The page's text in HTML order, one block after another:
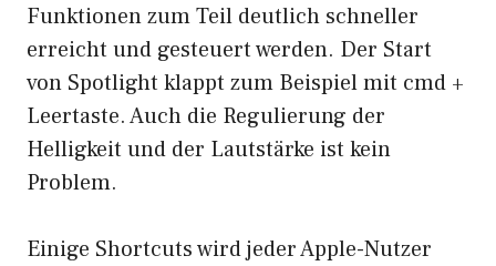
Funktionen zum Teil deutlich schneller
erreicht und gesteuert werden. Der Start
von Spotlight klappt zum Beispiel mit cmd +
Leertaste. Auch die Regulierung der
Helligkeit und der Lautstärke ist kein
Problem.
Einige Shortcuts wird jeder Apple-Nutzer